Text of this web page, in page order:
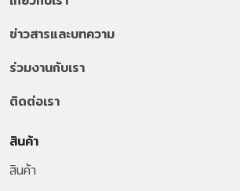
ข่าวสารและบทความ
ร่วมงานกับเรา
ติดต่อเรา
สินค้า
สินค้า